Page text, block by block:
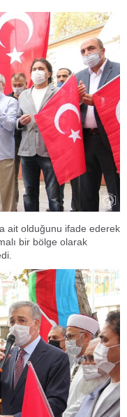
ait olduğunu ifade ederek
bir bölge olarak